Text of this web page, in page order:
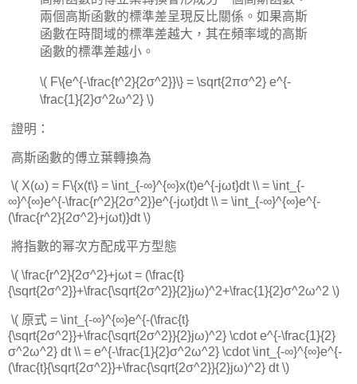
兩個高斯函數的標準差呈現反比關係。如果高斯
函數在時間域的標準差越大，其在頻率域的高斯
函數的標準差越小。
\( F\{e^{-\frac{t^2}{2σ^2}}\} = \sqrt{2πσ^2} e^{-
\frac{1}{2}σ^2ω^2} \)
​ 證明：
​ 高斯函數的傅立葉轉換為
​ \( X(ω) = F\{x(t\} = \int_{-∞}^{∞}x(t)e^{-jωt}dt \\ ​ = \int_{-
∞}^{∞}e^{-\frac{r^2}{2σ^2}}e^{-jωt}dt \\ ​ = \int_{-∞}^{∞}e^{-
(\frac{r^2}{2σ^2}+jωt)}dt \)
​ 將指數的幂次方配成平方型態
​ \( \frac{r^2}{2σ^2}+jωt = (\frac{t}
{\sqrt{2σ^2}}+\frac{\sqrt{2σ^2}}{2}jω)^2+\frac{1}{2}σ^2ω^2 \)
​ \( 原式 = \int_{-∞}^{∞}e^{-(\frac{t}
{\sqrt{2σ^2}}+\frac{\sqrt{2σ^2}}{2}jω)^2} \cdot e^{-\frac{1}{2}
σ^2ω^2} dt \\ ​ = e^{-\frac{1}{2}σ^2ω^2} \cdot \int_{-∞}^{∞}e^{-
(\frac{t}{\sqrt{2σ^2}}+\frac{\sqrt{2σ^2}}{2}jω)^2} dt \)